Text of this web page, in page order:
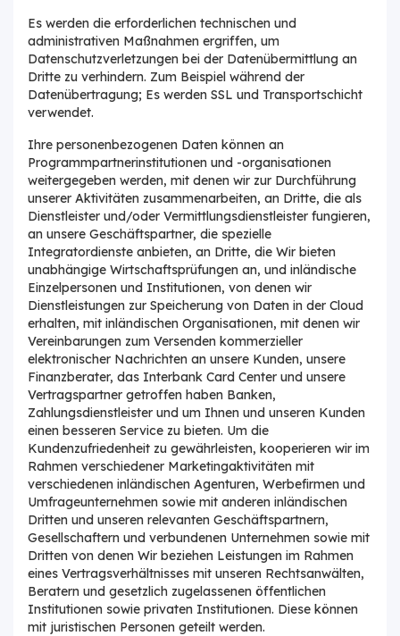
Es werden die erforderlichen technischen und
administrativen Maßnahmen ergriffen, um
Datenschutzverletzungen bei der Datenübermittlung an
Dritte zu verhindern. Zum Beispiel während der
Datenübertragung; Es werden SSL und Transportschicht
verwendet.
Ihre personenbezogenen Daten können an
Programmpartnerinstitutionen und -organisationen
weitergegeben werden, mit denen wir zur Durchführung
unserer Aktivitäten zusammenarbeiten, an Dritte, die als
Dienstleister und/oder Vermittlungsdienstleister fungieren,
an unsere Geschäftspartner, die spezielle
Integratordienste anbieten, an Dritte, die Wir bieten
unabhängige Wirtschaftsprüfungen an, und inländische
Einzelpersonen und Institutionen, von denen wir
Dienstleistungen zur Speicherung von Daten in der Cloud
erhalten, mit inländischen Organisationen, mit denen wir
Vereinbarungen zum Versenden kommerzieller
elektronischer Nachrichten an unsere Kunden, unsere
Finanzberater, das Interbank Card Center und unsere
Vertragspartner getroffen haben Banken,
Zahlungsdienstleister und um Ihnen und unseren Kunden
einen besseren Service zu bieten. Um die
Kundenzufriedenheit zu gewährleisten, kooperieren wir im
Rahmen verschiedener Marketingaktivitäten mit
verschiedenen inländischen Agenturen, Werbefirmen und
Umfrageunternehmen sowie mit anderen inländischen
Dritten und unseren relevanten Geschäftspartnern,
Gesellschaftern und verbundenen Unternehmen sowie mit
Dritten von denen Wir beziehen Leistungen im Rahmen
eines Vertragsverhältnisses mit unseren Rechtsanwälten,
Beratern und gesetzlich zugelassenen öffentlichen
Institutionen sowie privaten Institutionen. Diese können
mit juristischen Personen geteilt werden.